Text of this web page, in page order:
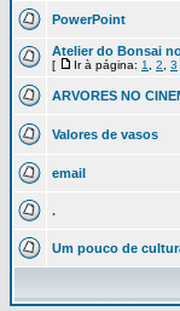
PowerPoint
Atelier do Bonsai
[ Ir à página: 1 2 3
ARVORES NO
Valores de vasos
email
.
Um pouco de